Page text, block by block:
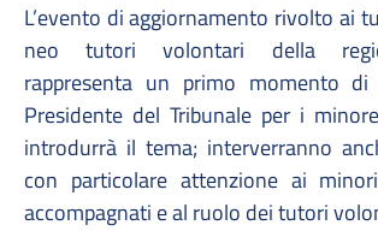
L’evento di aggiornamento rivolto ai
neo tutori volontari della
rappresenta un primo momento di
Presidente del Tribunale per i
introdurrà il tema; interverranno
con particolare attenzione ai
accompagnati e al ruolo dei tutori